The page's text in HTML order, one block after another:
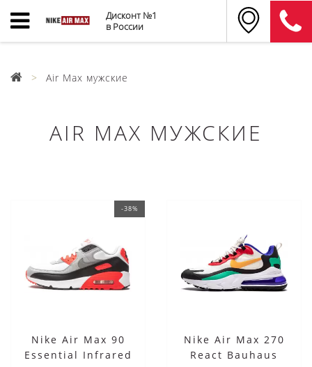
Дисконт №1
в России
Air Max мужские
AIR MAX МУЖСКИЕ
-38%
Nike Air Max 90
Essential Infrared
Nike Air Max 270
React Bauhaus